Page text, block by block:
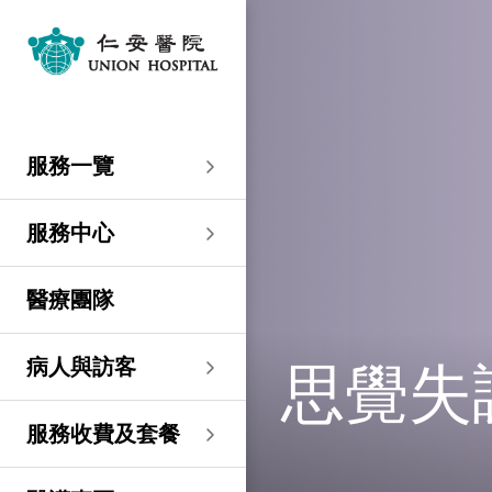
服務一覽
服務一覽
急症及門診
專科服務
專科服務
婦產科／生殖醫學
婦產科／生殖醫學
婦產科
生殖醫學科
外科
外科
乳房健康
泌尿外科
心胸肺外科
神經外科 (腦及脊椎)
整形外科
骨科
內科
內科
腸胃肝臟科
呼吸系統科
內分泌及糖尿科
風濕病科
腎科
腫瘤科
兒科
小兒外科及小兒泌尿科
過敏專科服務
其他醫療服務
其他醫療服務
健康檢查
疫苗注射
物理治療
營養諮詢
言語治療
服務中心
服務中心
大圍仁安醫院
仁安微創中心
兒科/嬰兒健康中心
乳房保健及治療中心
仁安保健中心
仁安內視鏡及日間手
術中心
尖沙咀 H Zentre
尖沙咀 H Zentre
仁安腫瘤中心
仁安醫療造影體檢中
心
尖沙咀美麗華廣場
尖沙咀美麗華廣場
仁安植髮中心
仁安醫院分科診所 (尖
沙咀)
仁安醫院分科診所 (尖
仁安醫院分科診所 (尖
沙咀) 內視鏡及日間治
療中心
分科診所
分科診所
沙咀)
仁安醫院分科診所 (將
軍澳)
仁安醫院分科診所
仁安醫院分科診所
(馬鞍山)
仁安醫院分科診所
(荃灣)
醫療團隊
病人與訪客
病人與訪客
入院準備
留院指南
部門服務時間
惡劣天氣安排
位置及交通 (泊車及院巴)
病人權益
病人權益
病人與家庭委員會
意見回饋
健康資訊
健康資訊
小冊子
服務收費及套餐
服務收費及套餐
醫療券計劃
醫護專區
預算費用
預算費用
度的先導計劃
住院及手術費用預計表
服務費用預算
休假通知只適用於V-
CODE醫生
護士訓練學校
護士網上培訓系統
(CNE)
關於仁安
仁安概覽
紀念日誌
醫學研究
認證及獎項
臨床績效指標
仁心仁術慈善計劃
資訊中心
資訊中心
新聞稿
專欄文章
小冊子
影片
感染控制
職位空缺
聯絡我們
聯絡我們
位置及交通 (泊車及院巴)
意見回饋
其他查詢
思覺失